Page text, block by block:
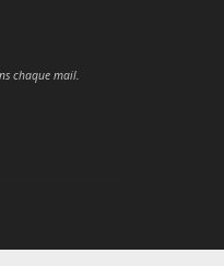
chaque mail.